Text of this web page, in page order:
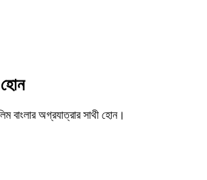
হোন
বাংলার অগ্রযাত্রার সাথী হোন।